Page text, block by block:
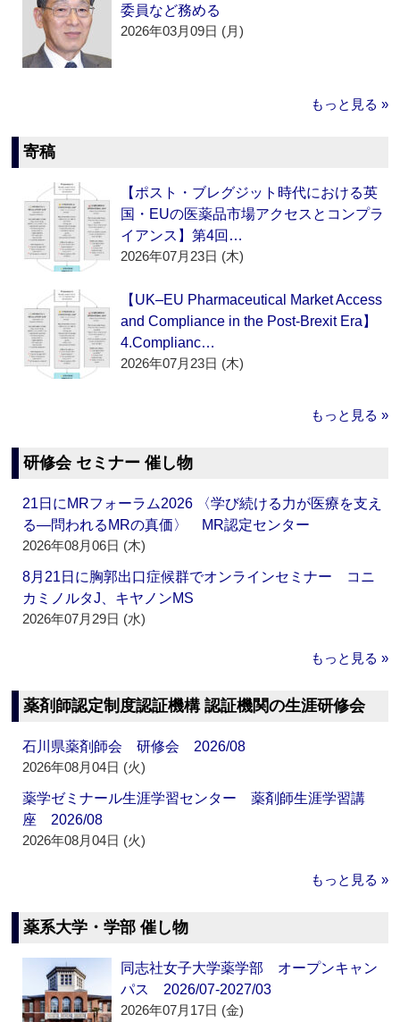
委員など務める
2026年03月09日 (月)
もっと見る »
寄稿
【ポスト・ブレグジット時代における英
国・EUの医薬品市場アクセスとコンプラ
イアンス】第4回…
2026年07月23日 (木)
【UK–EU Pharmaceutical Market Access
and Compliance in the Post-Brexit Era】
4.Complianc…
2026年07月23日 (木)
もっと見る »
研修会 セミナー 催し物
21日にMRフォーラム2026 〈学び続ける力が医療を支え
る―問われるMRの真価〉 MR認定センター
2026年08月06日 (木)
8月21日に胸郭出口症候群でオンラインセミナー コニ
カミノルタJ、キヤノンMS
2026年07月29日 (水)
もっと見る »
薬剤師認定制度認証機構 認証機関の生涯研修会
石川県薬剤師会 研修会 2026/08
2026年08月04日 (火)
薬学ゼミナール生涯学習センター 薬剤師生涯学習講
座 2026/08
2026年08月04日 (火)
もっと見る »
薬系大学・学部 催し物
同志社女子大学薬学部 オープンキャン
パス 2026/07-2027/03
2026年07月17日 (金)